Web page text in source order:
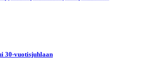
30-vuotisjuhlaan